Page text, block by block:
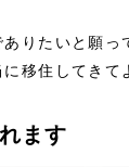
りたいと願
移住してき
ます